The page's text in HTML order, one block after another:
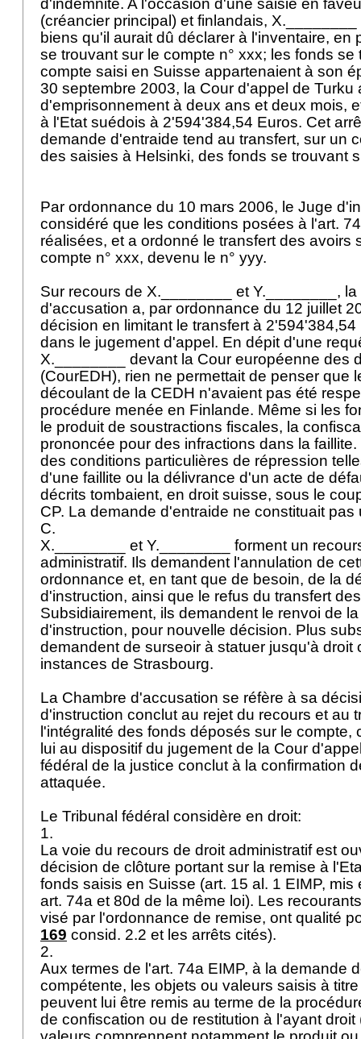
d'indemnité. A l'occasion d'une saisie en
(créancier principal) et finlandais,
biens qu'il aurait dû déclarer à l'inventaire, en
se trouvant sur le compte n° xxx; les fonds se
compte saisi en Suisse appartenaient à son
30 septembre 2003, la Cour d'appel de Turku
d'emprisonnement à deux ans et deux mois,
à l'Etat suédois à 2'594'384,54 Euros. Cet
demande d'entraide tend au transfert, sur un
des saisies à Helsinki, des fonds se trouvant
Par ordonnance du 10 mars 2006, le Juge
considéré que les conditions posées à l'art.
réalisées, et a ordonné le transfert des avoirs
compte n° xxx, devenu le n° yyy.
Sur recours de X.________ et Y.________,
d'accusation a, par ordonnance du 12 juillet
décision en limitant le transfert à
dans le jugement d'appel. En dépit d'une
X.________ devant la Cour européenne des
(CourEDH), rien ne permettait de penser que
découlant de la CEDH n'avaient pas été
procédure menée en Finlande. Même si les
le produit de soustractions fiscales, la
prononcée pour des infractions dans la
des conditions particulières de répression
d'une faillite ou la délivrance d'un acte de
décrits tombaient, en droit suisse, sous le
CP. La demande d'entraide ne constituait
C.
X.________ et Y.________ forment un
administratif. Ils demandent l'annulation de
ordonnance et, en tant que de besoin, de la
d'instruction, ainsi que le refus du transfert
Subsidiairement, ils demandent le renvoi de
d'instruction, pour nouvelle décision. Plus
demandent de surseoir à statuer jusqu'à droit
instances de Strasbourg.
La Chambre d'accusation se réfère à sa
d'instruction conclut au rejet du recours et au
l'intégralité des fonds déposés sur le compte,
lui au dispositif du jugement de la Cour
fédéral de la justice conclut à la confirmation
attaquée.
Le Tribunal fédéral considère en droit:
1.
La voie du recours de droit administratif est
décision de clôture portant sur la remise à
fonds saisis en Suisse (art. 15 al. 1 EIMP, mis
art. 74a et 80d de la même loi). Les
visé par l'ordonnance de remise, ont qualité
169 consid. 2.2 et les arrêts cités).
2.
Aux termes de l'art. 74a EIMP, à la demande
compétente, les objets ou valeurs saisis à
peuvent lui être remis au terme de la
de confiscation ou de restitution à l'ayant droit